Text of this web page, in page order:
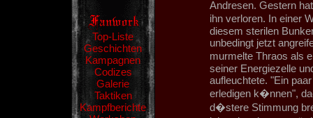
Top-Liste
Geschichten
Kampagnen
Codizes
Galerie
Taktiken
Kampfberichte
Andresen. Gestern
ihn verloren. In einer
diesem sterilen
unbedingt jetzt
murmelte Thraos als
seiner Energiezelle
aufleuchtete. "Ein
erledigen k�nnen",
d�stere Stimmung